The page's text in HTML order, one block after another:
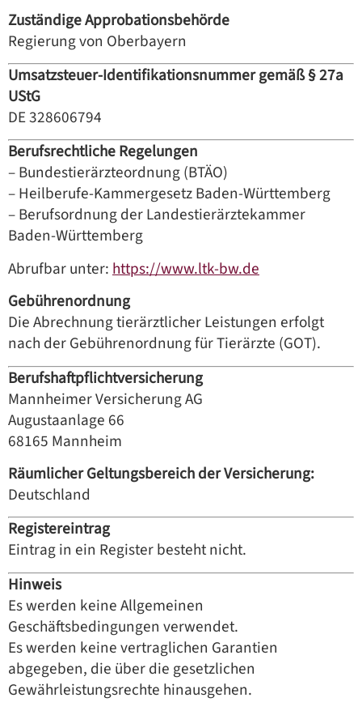
Zuständige Approbationsbehörde
Regierung von Oberbayern
Umsatzsteuer-Identifikationsnummer gemäß § 27a
UStG
DE 328606794
Berufsrechtliche Regelungen
– Bundestierärzteordnung (BTÄO)
– Heilberufe-Kammergesetz Baden-Württemberg
– Berufsordnung der Landestierärztekammer
Baden-Württemberg
Abrufbar unter:https://www.ltk-bw.de
Gebührenordnung
Die Abrechnung tierärztlicher Leistungen erfolgt
nach der Gebührenordnung für Tierärzte (GOT).
Berufshaftpflichtversicherung
Mannheimer Versicherung AG
Augustaanlage 66
68165 Mannheim
Räumlicher Geltungsbereich der Versicherung:
Deutschland
Registereintrag
Eintrag in ein Register besteht nicht.
Hinweis
Es werden keine Allgemeinen
Geschäftsbedingungen verwendet.
Es werden keine vertraglichen Garantien
abgegeben, die über die gesetzlichen
Gewährleistungsrechte hinausgehen.